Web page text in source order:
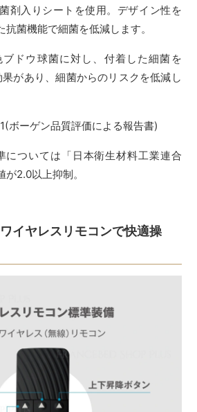
剤入りシートを使用。デザイン性を
菌機能で細菌を低減します。
ドウ球菌に対し、付着した細菌を
があり、細菌からのリスクを低減し
ボーゲン品質評価による報告書)
については「日本衛生材料工業連合
2.0以上抑制。
イヤレスリモコンで快適操